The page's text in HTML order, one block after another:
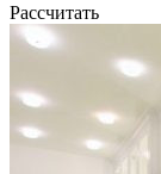
Рассчитать